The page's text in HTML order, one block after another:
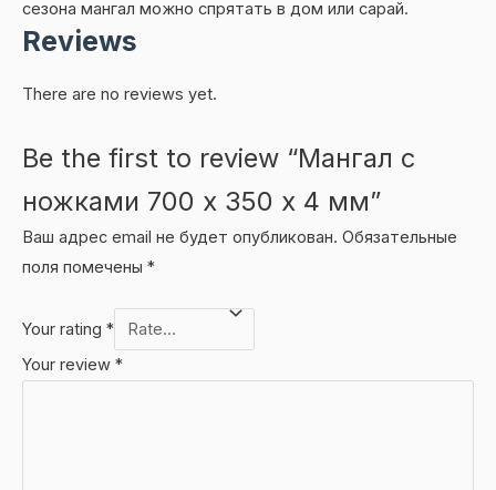
сезона мангал можно спрятать в дом или сарай.
Reviews
There are no reviews yet.
Be the first to review “Мангал с
ножками 700 х 350 х 4 мм”
Ваш адрес email не будет опубликован. Обязательные
поля помечены *
Your rating *
Your review *